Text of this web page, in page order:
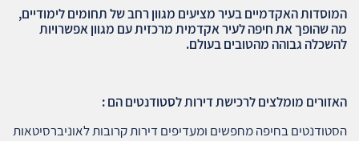
המוסדות האקדמיים בעיר מציעים מגוון רחב של תחומים לימודיים,
מה שהופך את חיפה לעיר אקדמית מרכזית עם מגוון אפשרויות
להשכלה גבוהה מהטובים בעולם.
האזורים מומלצים לרכישת דירות לסטודנטים הם :
הסטודנטים בחיפה מחפשים ומעדיפים דירות קרובות לאוניברסיטאות